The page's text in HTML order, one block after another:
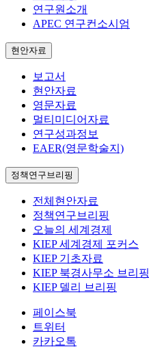
연구원소개
APEC 연구컨소시엄
현안자료
보고서
현안자료
영문자료
멀티미디어자료
연구성과정보
EAER(영문학술지)
정책연구브리핑
전체현안자료
정책연구브리핑
오늘의 세계경제
KIEP 세계경제 포커스
KIEP 기초자료
KIEP 북경사무소 브리핑
KIEP 델리 브리핑
페이스북
트위터
카카오톡